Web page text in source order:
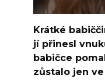
Krátké
jí přinesl
babičce
zůstalo jen